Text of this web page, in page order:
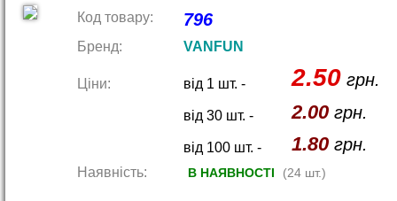
Код товару: 796
Бренд: VANFUN
Ціни: від 1 шт. - 2.50грн.
від 30 шт. - 2.00грн.
від 100 шт. - 1.80грн.
Наявність: В НАЯВНОСТІ (24 шт.)